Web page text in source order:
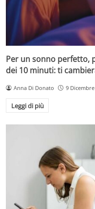
Per un sonno perfetto,
dei 10 minuti: ti
Anna Di Donato 9
Leggi di più